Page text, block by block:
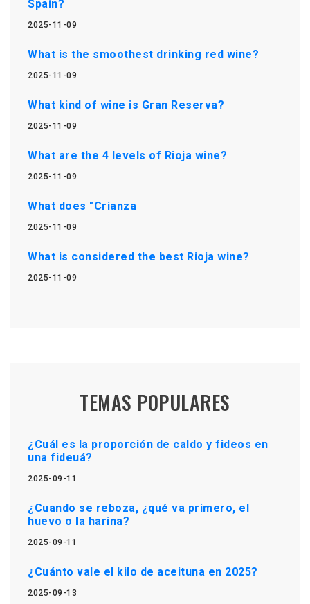
Spain?
2025-11-09
What is the smoothest drinking red wine?
2025-11-09
What kind of wine is Gran Reserva?
2025-11-09
What are the 4 levels of Rioja wine?
2025-11-09
What does "Crianza
2025-11-09
What is considered the best Rioja wine?
2025-11-09
TEMAS POPULARES
¿Cuál es la proporción de caldo y fideos en
una fideuá?
2025-09-11
¿Cuando se reboza, ¿qué va primero, el
huevo o la harina?
2025-09-11
¿Cuánto vale el kilo de aceituna en 2025?
2025-09-13